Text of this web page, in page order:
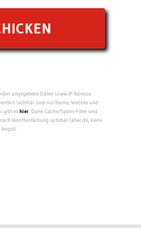
angegebene Daten sowie IP-Adresse
sichtbar sind nur Name, Website und
gibt eshier. Dank Cache/Spam-Filter sind
Veröffentlichung sichtbar (aber da, keine
Angst).